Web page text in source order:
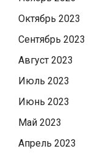
Октябрь 2023
Сентябрь 2023
Август 2023
Июль 2023
Июнь 2023
Май 2023
Апрель 2023